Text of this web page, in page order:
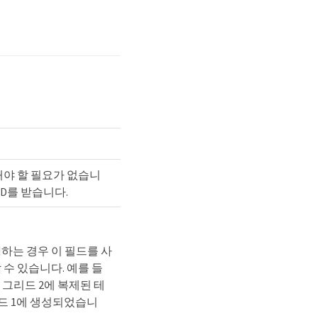
할 필요가 없습니
를 받습니다.
는 경우 이 필드를 사
있습니다. 예를 들
리드 2에 복제된 테
1에 생성되었습니